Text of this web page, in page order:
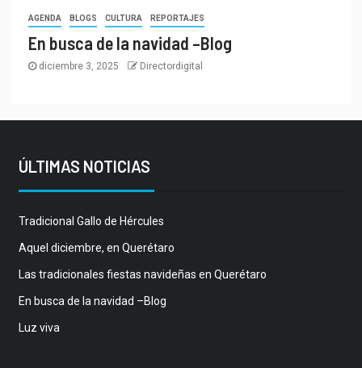
AGENDA BLOGS CULTURA REPORTAJES
En busca de la navidad –Blog
diciembre 3, 2025 Directordigital
ÚLTIMAS NOTICIAS
Tradicional Gallo de Hércules
Aquel diciembre, en Querétaro
Las tradicionales fiestas navideñas en Querétaro
En busca de la navidad –Blog
Luz viva